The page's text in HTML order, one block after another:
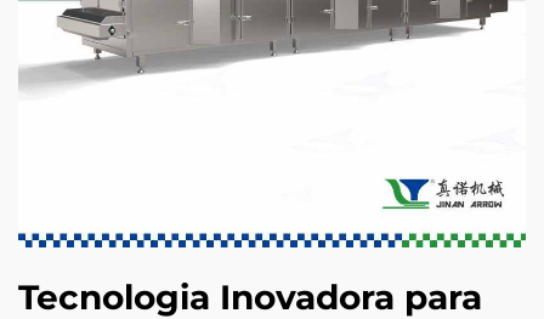
Tecnologia Inovadora para